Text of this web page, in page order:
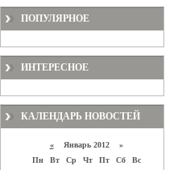
ПОПУЛЯРНОЕ
ИНТЕРЕСНОЕ
КАЛЕНДАРЬ НОВОСТЕЙ
«Январь 2012 »
Пн
Вт Ср Чт Пт Сб
Вс